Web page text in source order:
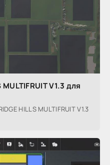
V1.3 для
HILLS MULTIFRUIT V1.3